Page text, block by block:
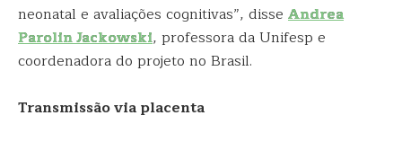
neonatal e avaliações cognitivas”, disse Andrea
Parolin Jackowski, professora da Unifesp e
coordenadora do projeto no Brasil.
Transmissão via placenta